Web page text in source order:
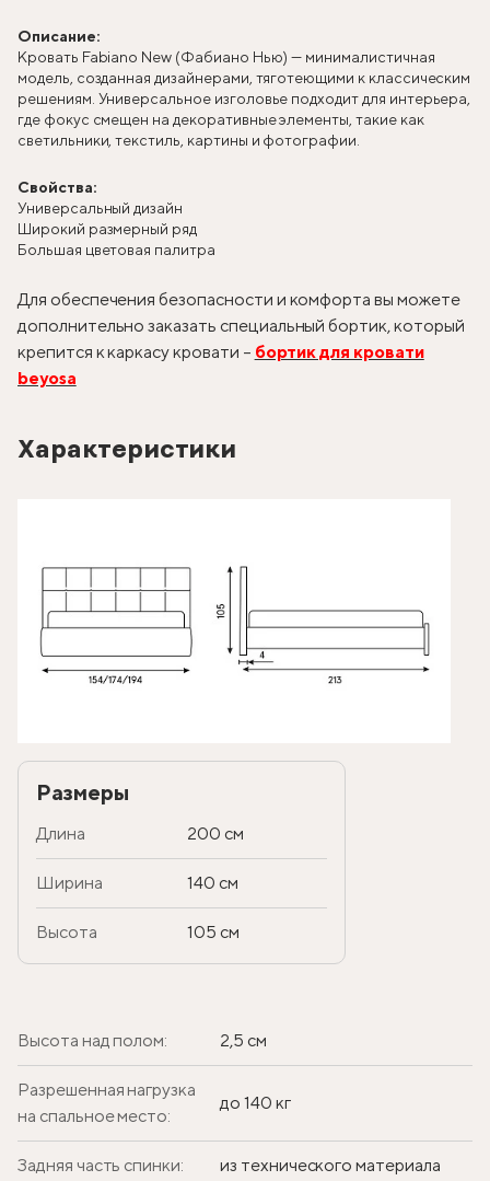
Описание:
Кровать Fabiano New (Фабиано Нью) — минималистичная
модель, созданная дизайнерами, тяготеющими к классическим
решениям. Универсальное изголовье подходит для интерьера,
где фокус смещен на декоративные элементы, такие как
светильники, текстиль, картины и фотографии.
Свойства:
Универсальный дизайн
Широкий размерный ряд
Большая цветовая палитра
Для обеспечения безопасности и комфорта вы можете
дополнительно заказать специальный бортик, который
крепится к каркасу кровати – бортик для кровати
beyosa
Характеристики
Размеры
Длина 200 см
Ширина 140 см
Высота 105 см
Высота над полом: 2,5 см
Разрешенная нагрузка
на спальное место:
до 140 кг
Задняя часть спинки: из технического материала